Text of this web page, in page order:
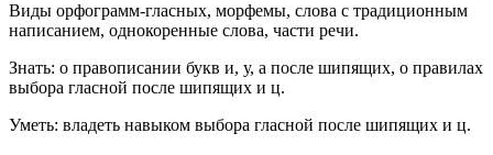
Виды орфограмм-гласных, морфемы, слова с традиционным
написанием, однокоренные слова, части речи.
Знать: о правописании букв и, у, а после шипящих, о правилах
выбора гласной после шипящих и ц.
Уметь: владеть навыком выбора гласной после шипящих и ц.